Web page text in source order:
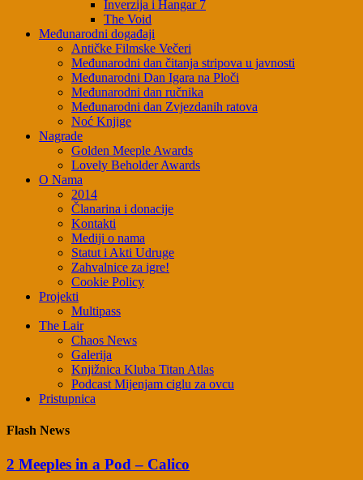
Inverzija i Hangar 7
The Void
Međunarodni događaji
Antičke Filmske Večeri
Međunarodni dan čitanja stripova u javnosti
Međunarodni Dan Igara na Ploči
Međunarodni dan ručnika
Međunarodni dan Zvjezdanih ratova
Noć Knjige
Nagrade
Golden Meeple Awards
Lovely Beholder Awards
O Nama
2014
Članarina i donacije
Kontakti
Mediji o nama
Statut i Akti Udruge
Zahvalnice za igre!
Cookie Policy
Projekti
Multipass
The Lair
Chaos News
Galerija
Knjižnica Kluba Titan Atlas
Podcast Mijenjam ciglu za ovcu
Pristupnica
Flash News
2 Meeples in a Pod – Calico